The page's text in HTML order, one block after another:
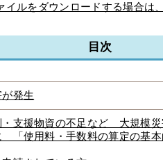
イルをダウンロードする場合は
目次
発生
支援物資の不足など 大規模災
「使用料・手数料の算定の基